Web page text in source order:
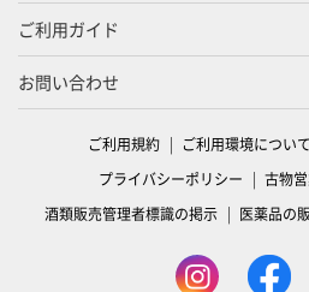
ご利用ガイド
お問い合わせ
ご利用規約 ご利用環境について
プライバシーポリシー
古物
酒類販売管理者標識の掲示
医薬品の